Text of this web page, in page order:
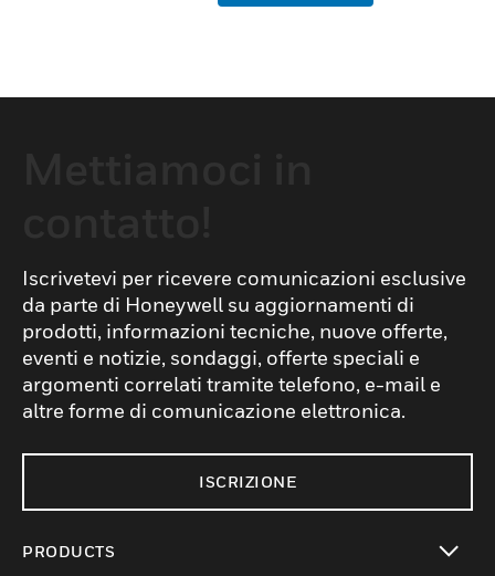
Iscrivetevi per ricevere comunicazioni esclusive
da parte di Honeywell su aggiornamenti di
prodotti, informazioni tecniche, nuove offerte,
eventi e notizie, sondaggi, offerte speciali e
argomenti correlati tramite telefono, e-mail e
altre forme di comunicazione elettronica.
ISCRIZIONE
PRODUCTS